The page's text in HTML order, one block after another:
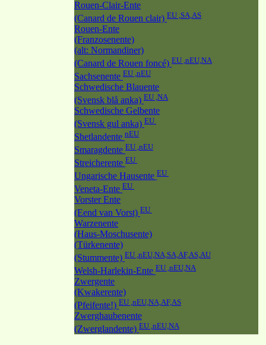
Rouen-Clair-Ente
(Canard de Rouen clair) EU ,SA,AS
Rouen-Ente
(Franzosenente)
(alt: Normandiner)
(Canard de Rouen foncé) EU ,nEU,NA
Sachsenente EU ,nEU
Schwedische Blauente
(Svensk blå anka) EU ,NA
Schwedische Gelbente
(Svensk gul anka) EU
Shetlandente nEU
Smaragdente EU ,nEU
Streicherente EU
Ungarische Hausente EU
Veneta-Ente EU
Vorster Ente
(Eend van Vorst) EU
Warzenente
(Haus-Moschusente)
(Türkenente)
(Stummente) EU ,nEU,NA,SA,AF,AS,AU
Welsh-Harlekin-Ente EU ,nEU,NA
Zwergente
(Kwakerente)
(Pfeifente!) EU ,nEU,NA,AF,AS
Zwerghaubenente
(Zwerglandente) EU ,nEU,NA